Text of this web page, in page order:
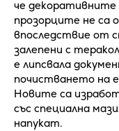
че декоративните
прозорците не са
впоследствие от
залепени с
е липсвала
почистването на
Новите са
със специална
напукат.